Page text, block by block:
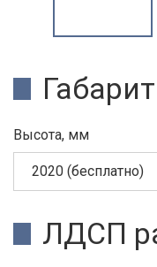
Высота, мм
2020 (бесплатно)
ЛДСП